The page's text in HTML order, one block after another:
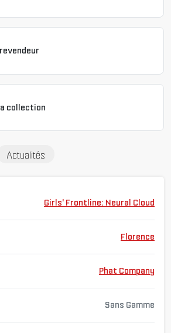
collection
Actualités
Girls' Frontline: Neural Cloud
Florence
Phat Company
Sans Gamme